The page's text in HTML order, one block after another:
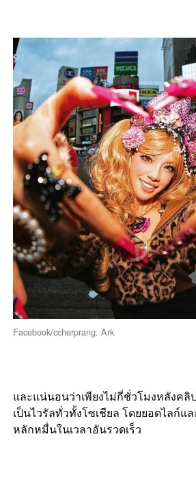
Facebook/ccherprang. Ark
และแน่นอนว่าเพียงไม่กี่ชั่วโมงหลังคลิ
เป็นไวรัลทั่วทั้งโซเชียล โดยยอดไลก์แ
หลักหมื่นในเวลาอันรวดเร็ว